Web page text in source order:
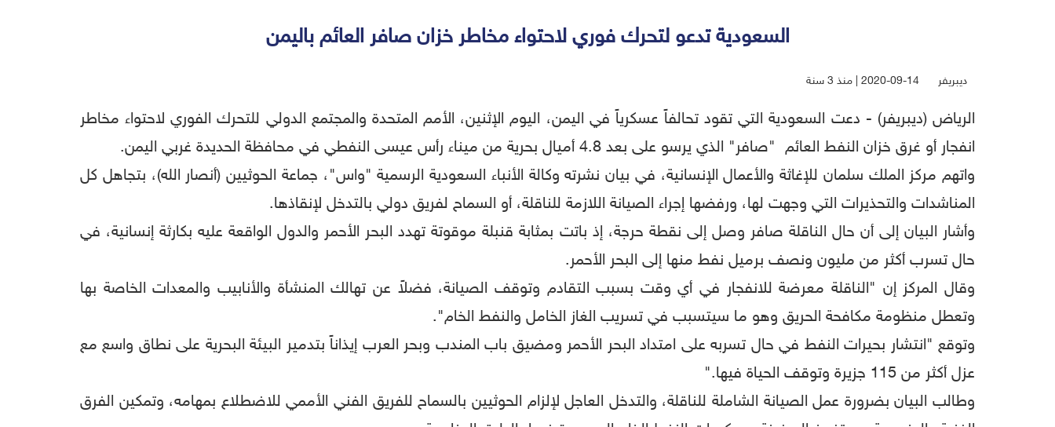
السعودية تدعو لتحرك فوري لاحتواء مخاطر خزان صافر العائم باليمن
ديبريفر 2020-09-14 | منذ 3 سنة
الرياض (ديبريفر) - دعت السعودية التي تقود تحالفاً عسكرياً في اليمن، اليوم الإثنين، الأمم المتحدة والمجتمع الدولي للتحرك الفوري لاحتواء مخاطر
انفجار أو غرق خزان النفط العائم "‎صافر" الذي يرسو على بعد 4.8 أميال بحرية من ميناء رأس عيسى النفطي في محافظة الحديدة غربي اليمن.
واتهم مركز الملك سلمان للإغاثة والأعمال الإنسانية، في بيان نشرته وكالة الأنباء السعودية الرسمية "واس"، جماعة الحوثيين (أنصار الله)، بتجاهل كل
المناشدات والتحذيرات التي وجهت لها، ورفضها إجراء الصيانة اللازمة للناقلة، أو السماح لفريق دولي بالتدخل لإنقاذها.
وأشار البيان إلى أن حال الناقلة صافر وصل إلى نقطة حرجة، إذ باتت بمثابة قنبلة موقوتة تهدد البحر الأحمر والدول الواقعة عليه بكارثة إنسانية، في
حال تسرب أكثر من مليون ونصف برميل نفط منها إلى البحر الأحمر.
وقال المركز إن "الناقلة معرضة للانفجار في أي وقت بسبب التقادم وتوقف الصيانة، فضلاً عن تهالك المنشأة والأنابيب والمعدات الخاصة بها
وتعطل منظومة مكافحة الحريق وهو ما سيتسبب في تسريب الغاز الخامل والنفط الخام".
وتوقع "انتشار بحيرات النفط في حال تسربه على امتداد البحر الأحمر ومضيق باب المندب وبحر العرب إيذاناً بتدمير البيئة البحرية على نطاق واسع مع
عزل أكثر من 115 جزيرة وتوقف الحياة فيها."
وطالب البيان بضرورة عمل الصيانة الشاملة للناقلة، والتدخل العاجل لإلزام الحوثيين بالسماح للفريق الفني الأممي للاضطلاع بمهامه، وتمكين الفرق